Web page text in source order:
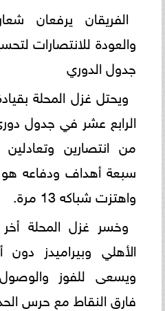
الفريقان يرفعان
والعودة للانتصارات
جدول الدوري
ويحتل غزل المحلة
من انتصارين
سبعة أهداف ودفاعه
واهتزت شباكه 13 مرة.
وخسر غزل المحلة أخر
الأهلي وبيراميدز
فارق النقاط مع حرس